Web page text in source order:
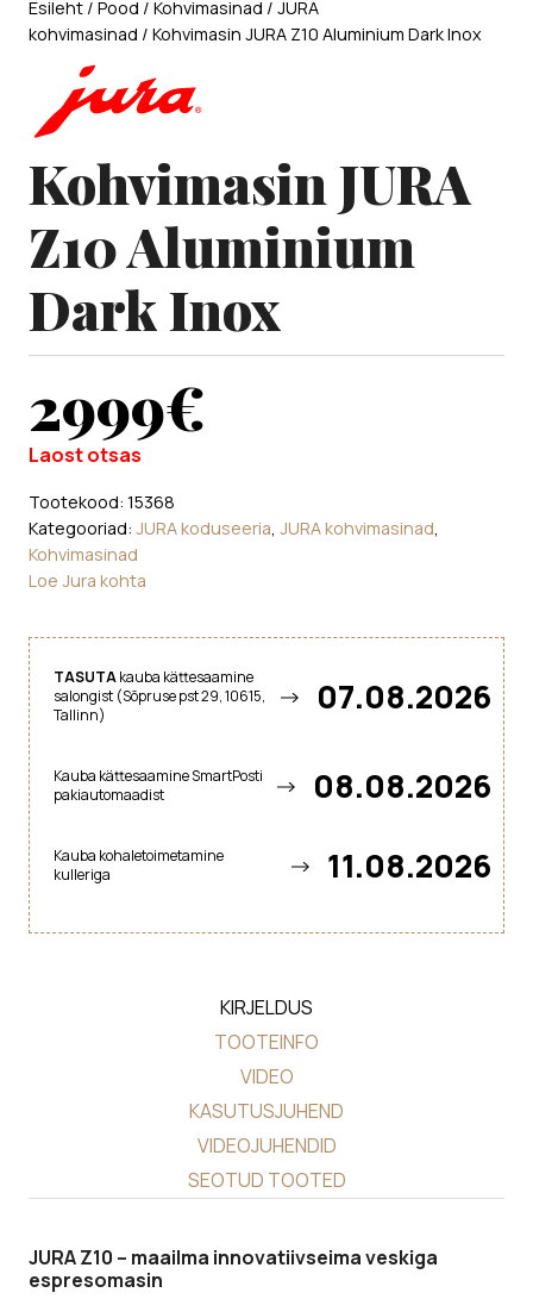
Esileht / Pood / Kohvimasinad / JURA
kohvimasinad / Kohvimasin JURA Z10 Aluminium Dark Inox
Kohvimasin JURA
Z10 Aluminium
Dark Inox
2999€
Laost otsas
Tootekood: 15368
Kategooriad: JURA koduseeria, JURA kohvimasinad,
Kohvimasinad
Loe Jura kohta
TASUTAkauba kättesaamine
salongist (Sõpruse pst 29, 10615,
Tallinn)
07.08.2026
Kauba kättesaamine SmartPosti
pakiautomaadist
08.08.2026
Kauba kohaletoimetamine
kulleriga
11.08.2026
KIRJELDUS
TOOTEINFO
VIDEO
KASUTUSJUHEND
VIDEOJUHENDID
SEOTUD TOOTED
JURA Z10 – maailma innovatiivseima veskiga
espresomasin